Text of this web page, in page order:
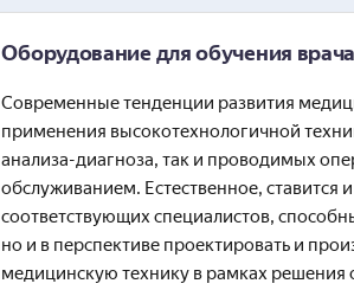
Оборудование для обучения врача
Современные тенденции развития
применения высокотехнологичной
анализа-диагноза, так и проводимых
обслуживанием. Естественное, ставится
соответствующих специалистов,
но и в перспективе проектировать и
медицинскую технику в рамках